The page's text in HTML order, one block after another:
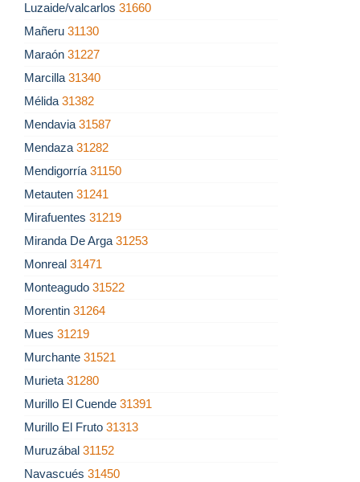
Luzaide/valcarlos 31660
Mañeru 31130
Maraón 31227
Marcilla 31340
Mélida 31382
Mendavia 31587
Mendaza 31282
Mendigorría 31150
Metauten 31241
Mirafuentes 31219
Miranda De Arga 31253
Monreal 31471
Monteagudo 31522
Morentin 31264
Mues 31219
Murchante 31521
Murieta 31280
Murillo El Cuende 31391
Murillo El Fruto 31313
Muruzábal 31152
Navascués 31450